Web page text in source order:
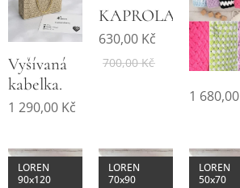
Vyšívaná
kabelka.
1 290,00 Kč
KAPROLAČKA
630,00 Kč
700,00Kč
1 680,00
LOREN
90x120
LOREN
70x90
LOREN
50x70